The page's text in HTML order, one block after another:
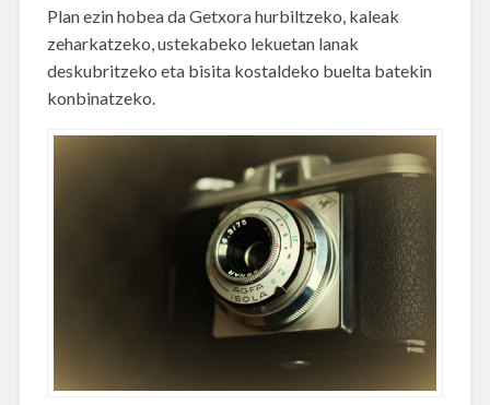
Plan ezin hobea da Getxora hurbiltzeko, kaleak
zeharkatzeko, ustekabeko lekuetan lanak
deskubritzeko eta bisita kostaldeko buelta batekin
konbinatzeko.